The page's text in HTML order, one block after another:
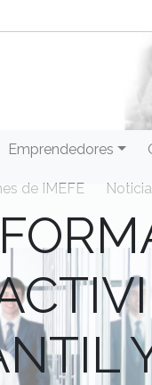
Emprendedores
de IMEFE